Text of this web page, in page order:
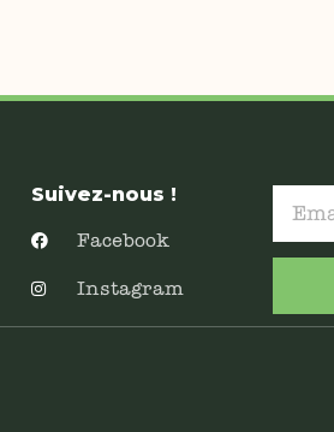
Suivez-nous !
Facebook
Instagram